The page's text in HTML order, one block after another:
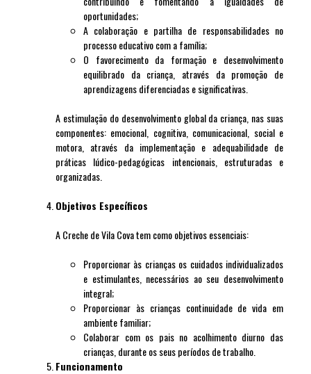
oportunidades;
A colaboração e partilha de responsabilidades no
processo educativo com a família;
O favorecimento da formação e desenvolvimento
equilibrado da criança, através da promoção de
aprendizagens diferenciadas e significativas.
A estimulação do desenvolvimento global da criança, nas suas
componentes: emocional, cognitiva, comunicacional, social e
motora, através da implementação e adequabilidade de
práticas lúdico-pedagógicas intencionais, estruturadas e
organizadas.
Objetivos Específicos
A Creche de Vila Cova tem como objetivos essenciais:
Proporcionar às crianças os cuidados individualizados
e estimulantes, necessários ao seu desenvolvimento
integral;
Proporcionar às crianças continuidade de vida em
ambiente familiar;
Colaborar com os pais no acolhimento diurno das
crianças, durante os seus períodos de trabalho.
Funcionamento